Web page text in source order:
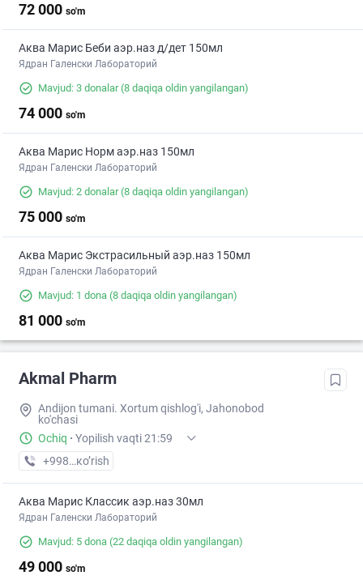
72 000 so'm
Аква Марис Беби аэр.наз д/дет 150мл
Ядран Галенски Лабораторий
Mavjud: 3 donalar(8 daqiqa oldin yangilangan)
74 000 so'm
Аква Марис Норм аэр.наз 150мл
Ядран Галенски Лабораторий
Mavjud: 2 donalar(8 daqiqa oldin yangilangan)
75 000 so'm
Аква Марис Экстрасильный аэр.наз 150мл
Ядран Галенски Лабораторий
Mavjud: 1 dona (8 daqiqa oldin yangilangan)
81 000 so'm
Akmal Pharm
Andijon tumani. Xortum qishlog'i, Jahonobod
ko'chasi
Ochiq · Yopilish vaqti 21:59
+998 (91) XXX-XX-XX
кo’rish
Аква Марис Классик аэр.наз 30мл
Ядран Галенски Лабораторий
Mavjud: 5 dona (22 daqiqa oldin yangilangan)
49 000 so'm